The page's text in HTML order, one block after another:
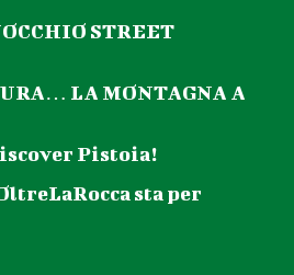
STREET
LA MONTAGNA A
Pistoia!
sta per